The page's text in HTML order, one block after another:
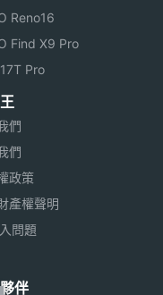
Reno16
Find X9 Pro
Pro
們
們
政策
產權聲明
問題
伴